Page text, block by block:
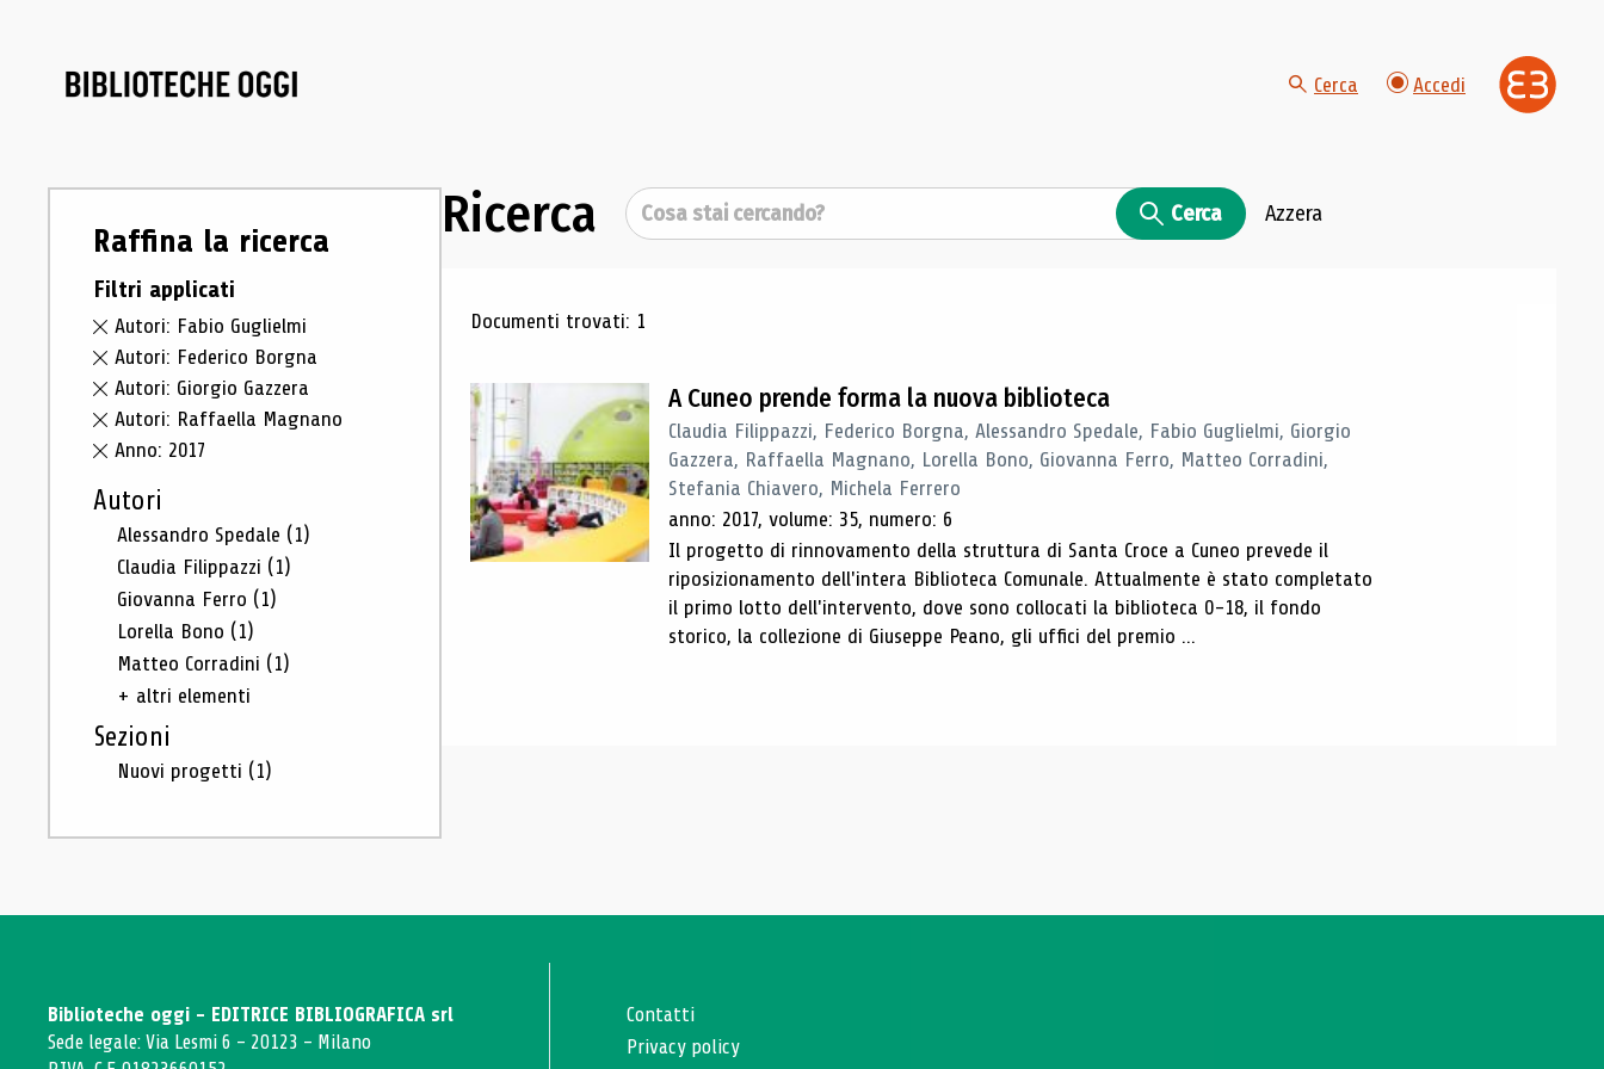
Cerca Accedi
Raffina la ricerca
Filtri applicati
Autori: Fabio Guglielmi
Autori: Federico Borgna
Autori: Giorgio Gazzera
Autori: Raffaella Magnano
Anno: 2017
Autori
Alessandro Spedale (1)
Claudia Filippazzi (1)
Giovanna Ferro (1)
Lorella Bono (1)
Matteo Corradini (1)
+ altri elementi
Sezioni
Nuovi progetti (1)
Ricerca Cerca Cerca Azzera
Risultati di ricerca
Documenti trovati: 1
A Cuneo prende forma la nuova biblioteca
Claudia Filippazzi, Federico Borgna, Alessandro Spedale, Fabio Guglielmi, Giorgio
Gazzera, Raffaella Magnano, Lorella Bono, Giovanna Ferro, Matteo Corradini,
Stefania Chiavero, Michela Ferrero
anno: 2017, volume: 35, numero: 6
Il progetto di rinnovamento della struttura di Santa Croce a Cuneo prevede il
riposizionamento dell'intera Biblioteca Comunale. Attualmente è stato completato
il primo lotto dell'intervento, dove sono collocati la biblioteca 0-18, il fondo
storico, la collezione di Giuseppe Peano, gli uffici del premio ...
Biblioteche oggi - EDITRICE BIBLIOGRAFICA srl
Sede legale: Via Lesmi 6 - 20123 - Milano
Contatti
Privacy policy